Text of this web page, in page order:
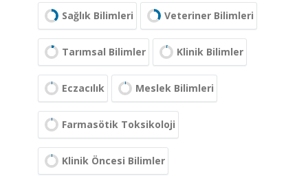
Sağlık Bilimleri Veteriner Bilimleri
Tarımsal Bilimler Klinik Bilimler
Eczacılık Meslek Bilimleri
Farmasötik Toksikoloji
Klinik Öncesi Bilimler